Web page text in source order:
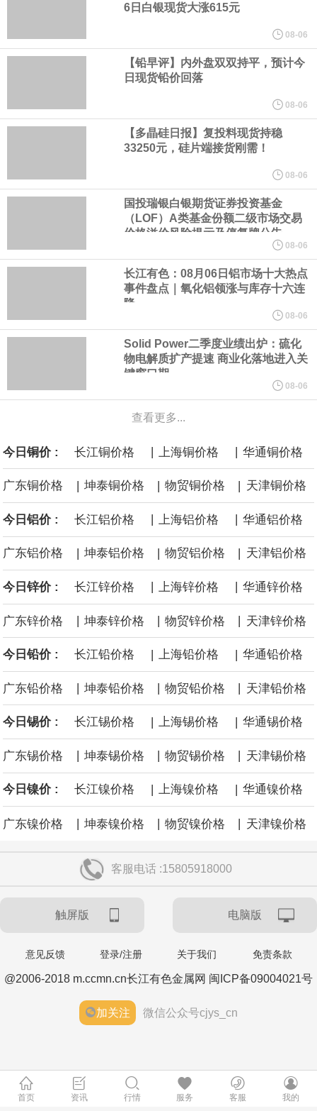
WPP股价料创1992年以来最大单日涨幅，上涨25%至11个月高位。
谷歌规划的印度数据中心枢纽建设工作正在如火如荼推进，项目所
在地上方的山坡已经被开挖，露出赤红土层，并修出层层台地。但
环保人士的反对声浪持续高涨，给这家美国科技巨头总规模 150 亿
欧股开盘涨跌不一，德国DAX指数跌0.29%，英国富时100指数涨
0.08%，法国CAC40指数涨0.03%，欧洲斯托克50指数跌0.15%，
意大利富时MIB指数跌0.18%。
瑞士7月季调后失业率 3.1%，预期 3.1%，前值 3.1%。瑞士7月未
商品期货收盘，黄金连续涨3.44%，焦炭连续涨2.72%，铁矿石连续
涨2.64%，镍连续跌2.62%，白银连续涨2.61%。
沙特下调了对亚洲的主要原油价格，与此同时，各方正就一项旨在
缓解霍尔木兹海峡航运压力的协议进行谈判。尽管胡塞武装的威胁
危及了经由红海向东运输原油的替代路线，但沙特方面仍下调了价
格。
6日白银现货大涨615元
08-06
【铅早评】内外盘双双持平，预计今
日现货铅价回落
08-06
【多晶硅日报】复投料现货持稳
33250元，硅片端接货刚需！
08-06
国投瑞银白银期货证券投资基金
（LOF）A类基金份额二级市场交易
价格溢价风险提示及停复牌公告
08-06
长江有色：08月06日铝市场十大热点
事件盘点｜氧化铝领涨与库存十六连
降
08-06
Solid Power二季度业绩出炉：硫化
物电解质扩产提速 商业化落地进入关
键窗口期
08-06
查看更多...
今日铜价 : 长江铜价格 | 上海铜价格 | 华通铜价格
广东铜价格 | 坤泰铜价格 | 物贸铜价格 | 天津铜价格
今日铝价 : 长江铝价格 上海铝价格 华通铝价格
广东铝价格 | 坤泰铝价格 | 物贸铝价格 | 天津铝价格
今日锌价 : 长江锌价格 上海锌价格 华通锌价格
广东锌价格 | 坤泰锌价格 | 物贸锌价格 | 天津锌价格
今日铅价 : 长江铅价格 | 上海铅价格 | 华通铅价格
广东铅价格 坤泰铅价格 物贸铅价格 天津铅价格
今日锡价 : 长江锡价格 | 上海锡价格 | 华通锡价格
广东锡价格 坤泰锡价格 物贸锡价格 天津锡价格
今日镍价 : 长江镍价格 | 上海镍价格 | 华通镍价格
广东镍价格 | 坤泰镍价格 | 物贸镍价格 | 天津镍价格
客服电话 :15805918000
触屏版 电脑版
意见反馈 登录/注册 关于我们 免责条款
@2006-2018 m.ccmn.cn长江有色金属网 闽ICP备09004021号
加关注 微信公众号cjys_cn
首页 资讯 行情 服务 客服 我的